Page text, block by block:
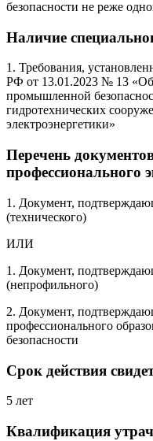
безопасности не реже
Наличие
1. Требования,
РФ от 13.01.2023 № 13 «Об
промышленной
гидротехнических
электроэнергетики»
Перечень
профессионального
1. Документ,
(технического)
ИЛИ
1. Документ,
(непрофильного)
2. Документ,
профессионального
безопасности
Срок действия
5 лет
Квалификация